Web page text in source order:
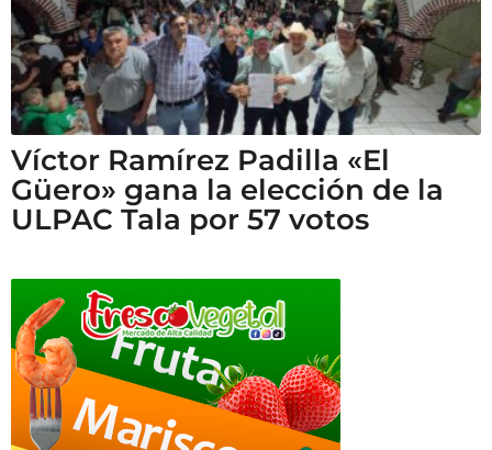
Víctor Ramírez Padilla «El
Güero» gana la elección de la
ULPAC Tala por 57 votos